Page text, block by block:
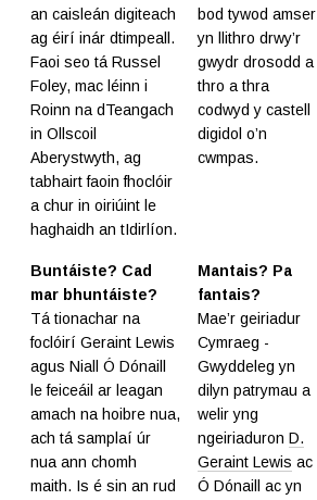
an caisleán digiteach
ag éirí inár dtimpeall.
Faoi seo tá Russel
Foley, mac léinn i
Roinn na dTeangach
in Ollscoil
Aberystwyth, ag
tabhairt faoin fhoclóir
a chur in oiriúint le
haghaidh an tIdirlíon.
bod tywod amser
yn llithro drwy’r
gwydr drosodd a
thro a thra
codwyd y castell
digidol o’n
cwmpas.
Buntáiste? Cad
mar bhuntáiste?
Tá tionachar na
foclóirí Geraint Lewis
agus Niall Ó Dónaill
le feiceáil ar leagan
amach na hoibre nua,
ach tá samplaí úr
nua ann chomh
maith. Is é sin an rud
Mantais? Pa
fantais?
Mae’r geiriadur
Cymraeg -
Gwyddeleg yn
dilyn patrymau a
welir yng
ngeiriaduron D.
Geraint Lewis ac
Ó Dónaill ac yn